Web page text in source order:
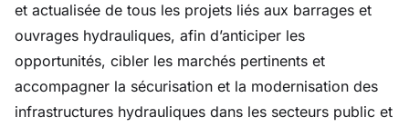
et actualisée de tous les projets liés aux barrages et
ouvrages hydrauliques, afin d’anticiper les
opportunités, cibler les marchés pertinents et
accompagner la sécurisation et la modernisation des
infrastructures hydrauliques dans les secteurs public et